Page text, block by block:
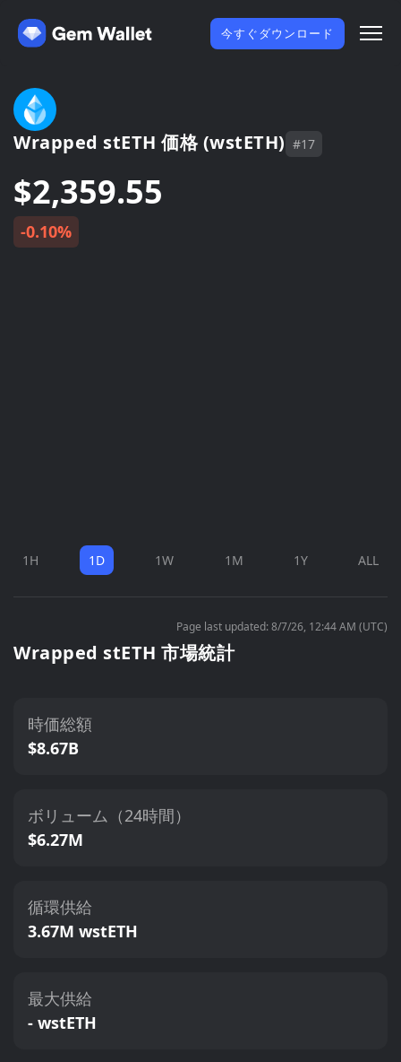
今すぐダウンロード
Wrapped stETH 価格 (wstETH) #17
$2,359.55
-0.10%
1H 1D 1W 1M 1Y ALL
Page last updated: 8/7/26, 12:44 AM (UTC)
Wrapped stETH 市場統計
時価総額
$8.67B
ボリューム（24時間）
$6.27M
循環供給
3.67M wstETH
最大供給
- wstETH